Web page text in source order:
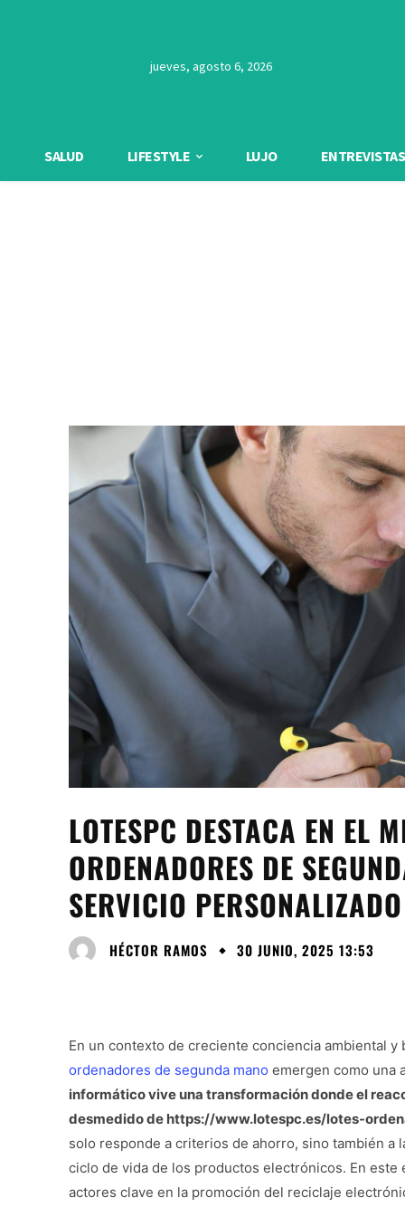
jueves, agosto 6, 2026
SALUD LIFESTYLE LUJO ENTREVISTAS
LOTESPC DESTACA EN EL
ORDENADORES DE
SERVICIO PERSONALIZADO
HÉCTOR RAMOS 30 JUNIO, 2025 13:53
En un contexto de creciente conciencia ambiental
ordenadores de segunda mano emergen como una
informático vive una transformación donde el
desmedido de https://www.lotespc.es/lotes-
solo responde a criterios de ahorro, sino también a
ciclo de vida de los productos electrónicos. En
actores clave en la promoción del reciclaje